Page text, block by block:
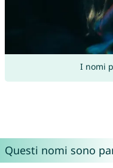
I nomi
Questi nomi sono